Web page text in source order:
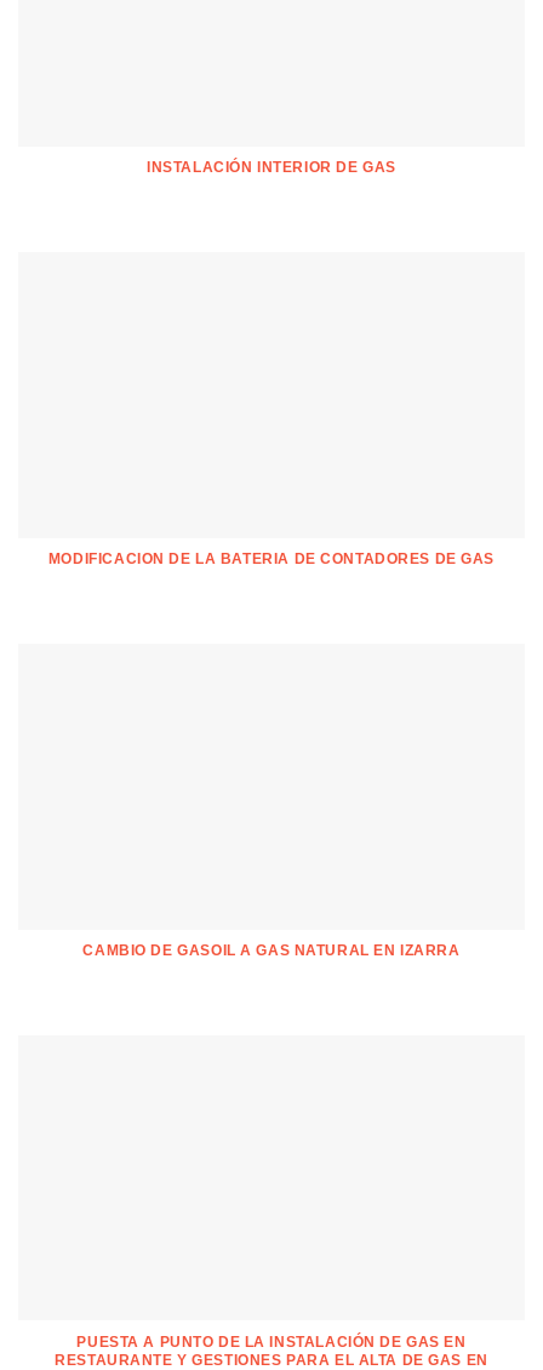
INSTALACIÓN INTERIOR DE GAS
MODIFICACION DE LA BATERIA DE CONTADORES DE GAS
CAMBIO DE GASOIL A GAS NATURAL EN IZARRA
PUESTA A PUNTO DE LA INSTALACIÓN DE GAS EN
RESTAURANTE Y GESTIONES PARA EL ALTA DE GAS EN